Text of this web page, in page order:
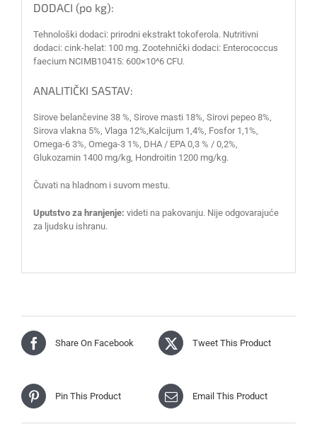
DODACI (po kg):
Tehnološki dodaci: prirodni ekstrakt tokoferola. Nutritivni
dodaci: cink-helat: 100 mg. Zootehnički dodaci: Enterococcus
faecium NCIMB10415: 600×10^6 CFU.
ANALITIČKI SASTAV:
Sirove belančevine 38 %, Sirove masti 18%, Sirovi pepeo 8%,
Sirova vlakna 5%, Vlaga 12%,Kalcijum 1,4%, Fosfor 1,1%,
Omega-6 3%, Omega-3 1%, DHA / EPA 0,3 % / 0,2%,
Glukozamin 1400 mg/kg, Hondroitin 1200 mg/kg.
Čuvati na hladnom i suvom mestu.
Uputstvo za hranjenje: videti na pakovanju. Nije odgovarajuće
za ljudsku ishranu.
Share On Facebook Tweet This Product
Pin This Product Email This Product